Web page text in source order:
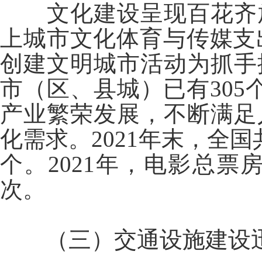
文化建设呈现百花
上城市文化体育与传媒
创建文明城市活动为抓
市（区、县城）已有305
产业繁荣发展，不断满
化需求。2021年末，全
个。2021年，电影总票
次。
（三）交通设施建